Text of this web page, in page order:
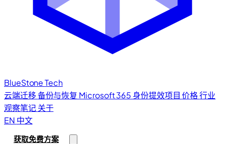
BlueStoneTech
云端迁移备份与恢复 Microsoft 365 身份提效项目价格行业
观察笔记关于
EN 中文
获取免费方案